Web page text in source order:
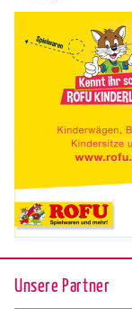
Unsere Partner